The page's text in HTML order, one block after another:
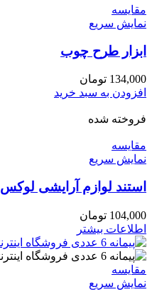
مقايسه
نمایش سریع
ابزار طرح چوب
134,000 تومان
افزودن به سبد خرید
فروخته شده
مقايسه
نمایش سریع
استند لوازم آرایشی لوکس
104,000 تومان
اطلاعات بیشتر
مقايسه
نمایش سریع